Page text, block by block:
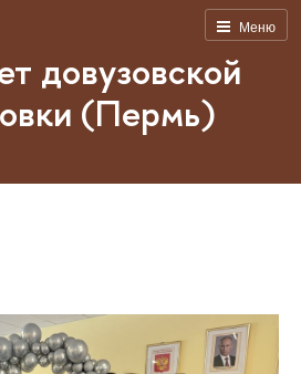
Меню
довузовской
(Пермь)